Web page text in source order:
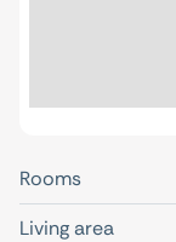
Rooms
Living area